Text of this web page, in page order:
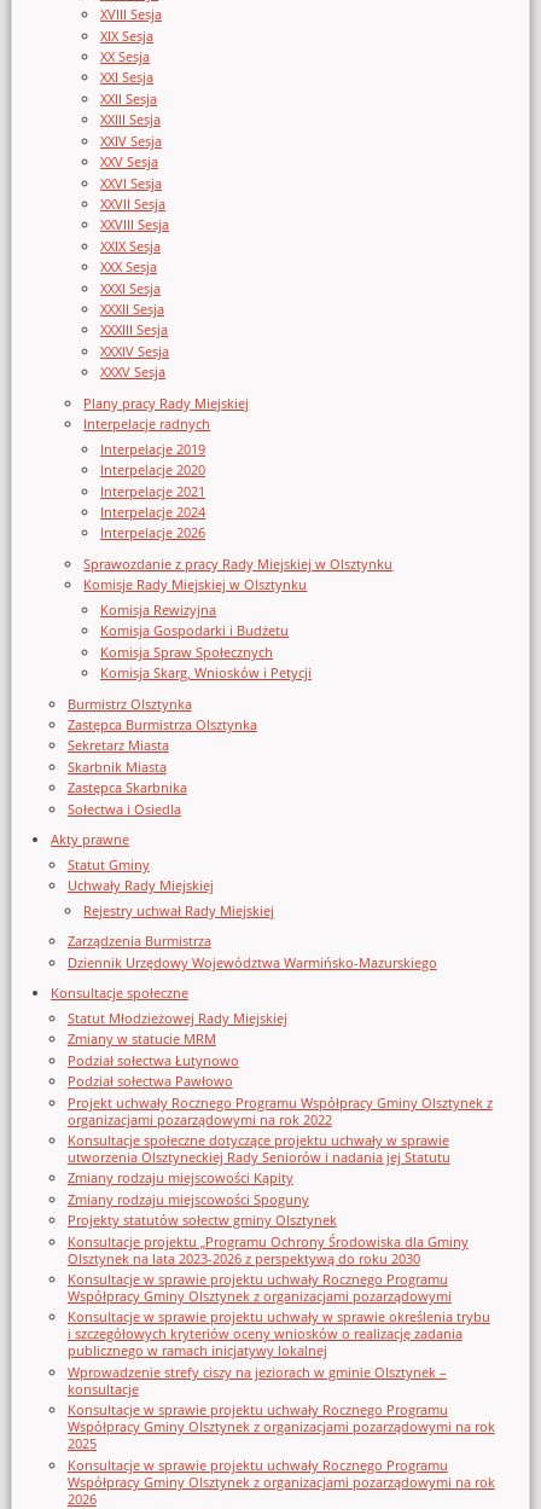
XVIII Sesja
XIX Sesja
XX Sesja
XXI Sesja
XXII Sesja
XXIII Sesja
XXIV Sesja
XXV Sesja
XXVI Sesja
XXVII Sesja
XXVIII Sesja
XXIX Sesja
XXX Sesja
XXXI Sesja
XXXII Sesja
XXXIII Sesja
XXXIV Sesja
XXXV Sesja
Plany pracy Rady Miejskiej
Interpelacje radnych
Interpelacje 2019
Interpelacje 2020
Interpelacje 2021
Interpelacje 2024
Interpelacje 2026
Sprawozdanie z pracy Rady Miejskiej w Olsztynku
Komisje Rady Miejskiej w Olsztynku
Komisja Rewizyjna
Komisja Gospodarki i Budżetu
Komisja Spraw Społecznych
Komisja Skarg, Wniosków i Petycji
Burmistrz Olsztynka
Zastępca Burmistrza Olsztynka
Sekretarz Miasta
Skarbnik Miasta
Zastępca Skarbnika
Sołectwa i Osiedla
Akty prawne
Statut Gminy
Uchwały Rady Miejskiej
Rejestry uchwał Rady Miejskiej
Zarządzenia Burmistrza
Dziennik Urzędowy Województwa Warmińsko-Mazurskiego
Konsultacje społeczne
Statut Młodzieżowej Rady Miejskiej
Zmiany w statucie MRM
Podział sołectwa Łutynowo
Podział sołectwa Pawłowo
Projekt uchwały Rocznego Programu Współpracy Gminy Olsztynek z
organizacjami pozarządowymi na rok 2022
Konsultacje społeczne dotyczące projektu uchwały w sprawie
utworzenia Olsztyneckiej Rady Seniorów i nadania jej Statutu
Zmiany rodzaju miejscowości Kąpity
Zmiany rodzaju miejscowości Spoguny
Projekty statutów sołectw gminy Olsztynek
Konsultacje projektu „Programu Ochrony Środowiska dla Gminy
Olsztynek na lata 2023-2026 z perspektywą do roku 2030
Konsultacje w sprawie projektu uchwały Rocznego Programu
Współpracy Gminy Olsztynek z organizacjami pozarządowymi
Konsultacje w sprawie projektu uchwały w sprawie określenia trybu
i szczegółowych kryteriów oceny wniosków o realizację zadania
publicznego w ramach inicjatywy lokalnej
Wprowadzenie strefy ciszy na jeziorach w gminie Olsztynek –
konsultacje
Konsultacje w sprawie projektu uchwały Rocznego Programu
Współpracy Gminy Olsztynek z organizacjami pozarządowymi na rok
2025
Konsultacje w sprawie projektu uchwały Rocznego Programu
Współpracy Gminy Olsztynek z organizacjami pozarządowymi na rok
2026